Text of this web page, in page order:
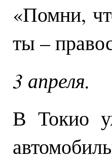
«Помни,
ты –
3 апреля.
В Токио